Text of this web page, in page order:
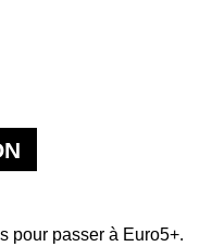
pour passer à Euro5+.